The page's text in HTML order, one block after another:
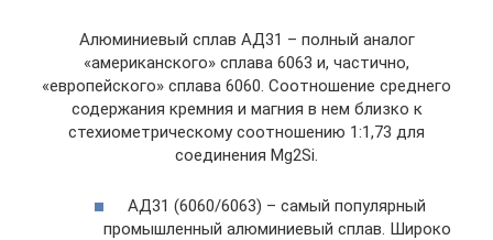
Алюминиевый сплав АД31 – полный аналог
«американского» сплава 6063 и, частично,
«европейского» сплава 6060. Соотношение среднего
содержания кремния и магния в нем близко к
стехиометрическому соотношению 1:1,73 для
соединения Mg2Si.
АД31 (6060/6063) – самый популярный
промышленный алюминиевый сплав. Широко